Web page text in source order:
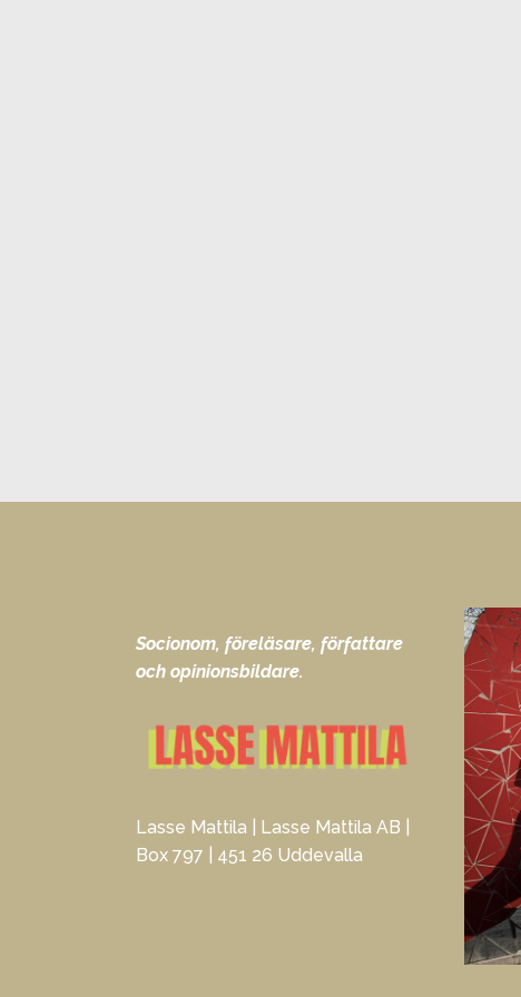
Socionom, föreläsare, författare
och opinionsbildare.
Lasse Mattila | Lasse Mattila AB |
Box 797 | 451 26 Uddevalla